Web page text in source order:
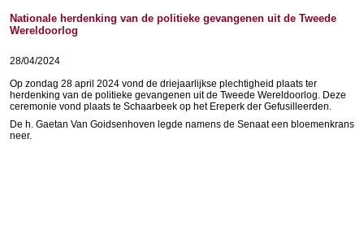
Nationale herdenking van de politieke gevangenen uit de Tweede
Wereldoorlog
28/04/2024
Op zondag 28 april 2024 vond de driejaarlijkse plechtigheid plaats ter
herdenking van de politieke gevangenen uit de Tweede Wereldoorlog. Deze
ceremonie vond plaats te Schaarbeek op het Ereperk der Gefusilleerden.
De h. Gaetan Van Goidsenhoven legde namens de Senaat een bloemenkrans
neer.